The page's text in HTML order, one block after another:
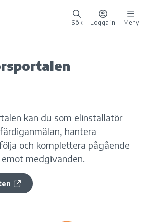
Sök Logga in Meny
inlogg
kan du som elinstallatör
hantera
och komplettera pågående
medgivanden.